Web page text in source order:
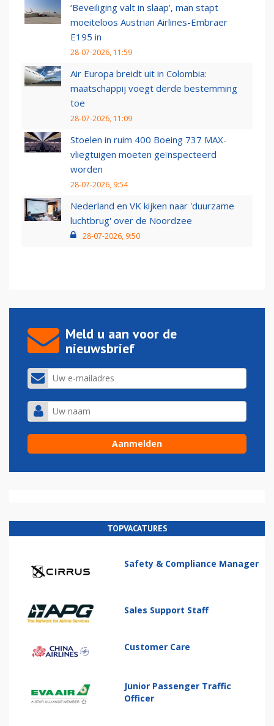
‘Beveiliging valt in slaap’, man stapt
moeiteloos Austrian Airlines-Embraer
E195 in
28-07-2026, 11:59
Air Europa breidt uit in Colombia:
maatschappij voegt derde bestemming
toe
28-07-2026, 11:09
Stoelen in ruim 400 Boeing 737 MAX-
vliegtuigen moeten geïnspecteerd
worden
28-07-2026, 9:54
Nederland en VK kijken naar 'duurzame
luchtbrug' over de Noordzee
28-07-2026, 9:50
Meld u aan voor de
nieuwsbrief
TOPVACATURES
Safety & Compliance Manager
Sales Support Staff
Customer Care
Junior Passenger Traffic
Officer